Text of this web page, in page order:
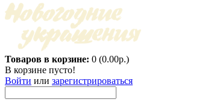
Товаров в корзине: 0 (0.00р.)
В корзине пусто!
Войти или зарегистрироваться